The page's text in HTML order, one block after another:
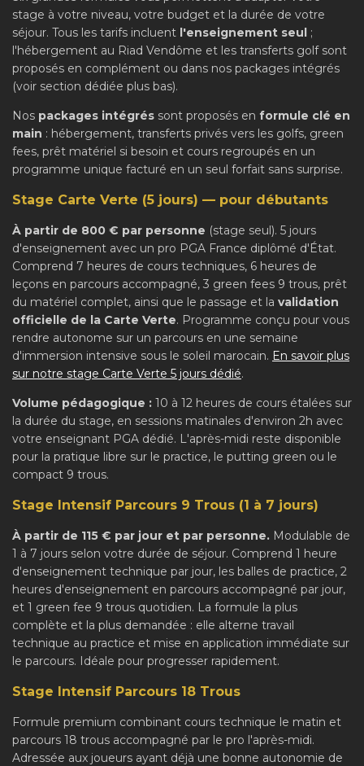
stage à votre niveau, votre budget et la durée de votre
séjour. Tous les tarifs incluent l'enseignement seul ;
l'hébergement au Riad Vendôme et les transferts golf sont
proposés en complément ou dans nos packages intégrés
(voir section dédiée plus bas).
Nos packages intégrés sont proposés en formule clé en
main : hébergement, transferts privés vers les golfs, green
fees, prêt matériel si besoin et cours regroupés en un
programme unique facturé en un seul forfait sans surprise.
Stage Carte Verte (5 jours) — pour débutants
À partir de 800 € par personne (stage seul). 5 jours
d'enseignement avec un pro PGA France diplômé d'État.
Comprend 7 heures de cours techniques, 6 heures de
leçons en parcours accompagné, 3 green fees 9 trous, prêt
du matériel complet, ainsi que le passage et la validation
officielle de la Carte Verte. Programme conçu pour vous
rendre autonome sur un parcours en une semaine
d'immersion intensive sous le soleil marocain. En savoir plus
sur notre stage Carte Verte 5 jours dédié.
Volume pédagogique : 10 à 12 heures de cours étalées sur
la durée du stage, en sessions matinales d'environ 2h avec
votre enseignant PGA dédié. L'après-midi reste disponible
pour la pratique libre sur le practice, le putting green ou le
compact 9 trous.
Stage Intensif Parcours 9 Trous (1 à 7 jours)
À partir de 115 € par jour et par personne. Modulable de
1 à 7 jours selon votre durée de séjour. Comprend 1 heure
d'enseignement technique par jour, les balles de practice, 2
heures d'enseignement en parcours accompagné par jour,
et 1 green fee 9 trous quotidien. La formule la plus
complète et la plus demandée : elle alterne travail
technique au practice et mise en application immédiate sur
le parcours. Idéale pour progresser rapidement.
Stage Intensif Parcours 18 Trous
Formule premium combinant cours technique le matin et
parcours 18 trous accompagné par le pro l'après-midi.
Adressée aux joueurs ayant déjà une bonne autonomie de